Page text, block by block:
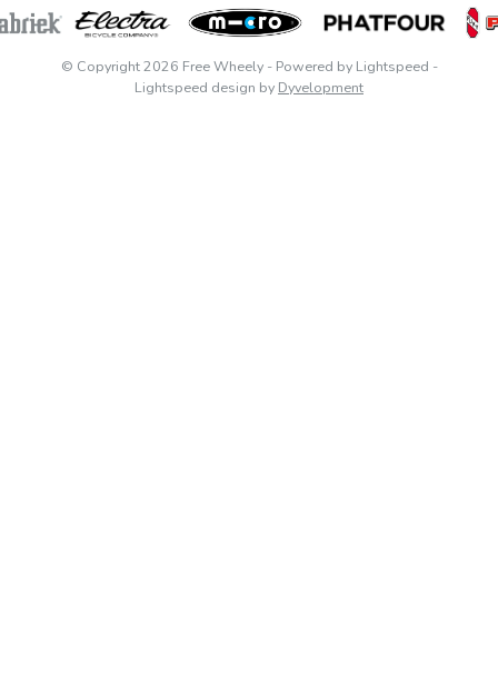
© Copyright 2026 Free Wheely- Powered by Lightspeed -
Lightspeed design by Dyvelopment